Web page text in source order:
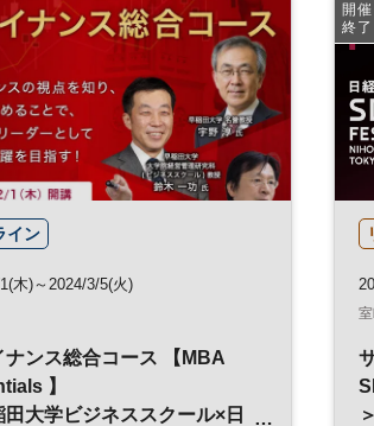
イン
木)～2024/3/5(火)
ナンス総合コース 【MBA
】
田大学ビジネススクール×日
開催
終了
＞